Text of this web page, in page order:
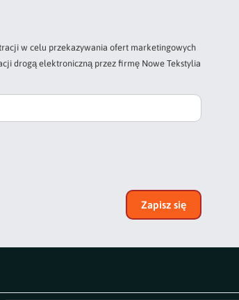
w celu przekazywania ofert marketingowych
drogą elektroniczną przez firmę Nowe Tekstylia
Zapisz się